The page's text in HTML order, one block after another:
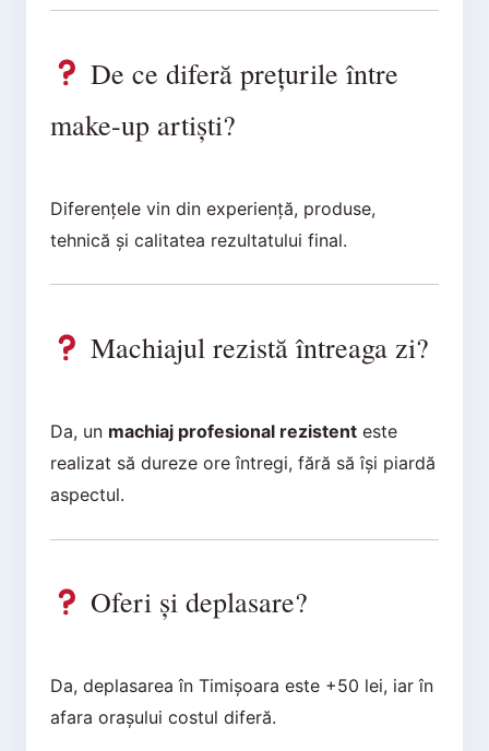
De ce diferă prețurile între
make-up artiști?
Diferențele vin din experiență, produse,
tehnică și calitatea rezultatului final.
Machiajul rezistă întreaga zi?
Da, un machiaj profesional rezistenteste
realizat să dureze ore întregi, fără să își piardă
aspectul.
Oferi și deplasare?
Da, deplasarea în Timișoara este +50 lei, iar în
afara orașului costul diferă.